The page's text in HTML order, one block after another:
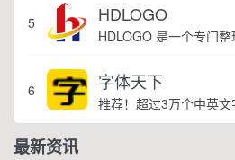
5 HDLOGO
6 字体天下
推荐！超过3万个中英
最新资讯